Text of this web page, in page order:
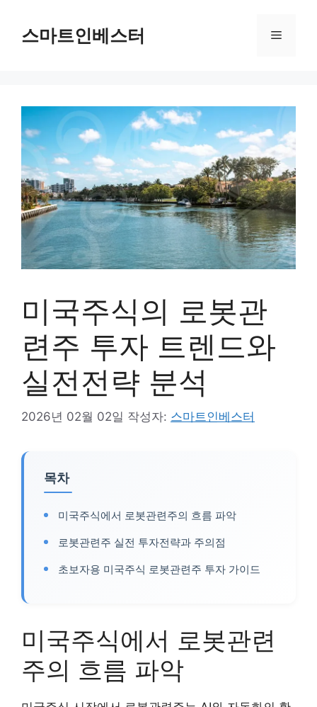
스마트인베스터 메
미국주식의 로봇관
련주 투자 트렌드와
실전전략 분석
2026년 02월 02일 작성자: 스마트인베스터
목차
미국주식에서 로봇관련주의 흐름 파악
로봇관련주 실전 투자전략과 주의점
초보자용 미국주식 로봇관련주 투자 가이드
미국주식에서 로봇관련
주의 흐름 파악